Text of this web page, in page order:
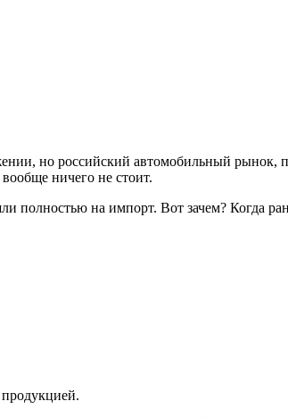
но российский автомобильный
ничего не стоит.
полностью на импорт. Вот зачем? Когда